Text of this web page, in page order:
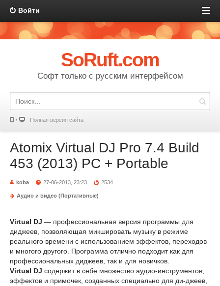
Войти
SoRuft.com
Софт только с русским интерфейсом
Полная версия сайта
Atomix Virtual DJ Pro 7.4 Build
453 (2013) РС + Portable
koba 27-06-2013, 23:23 2534
Аудио и видео (Портативные)
Virtual DJ — профессиональная версия программы для
диджеев, позволяющая микшировать музыку в режиме
реального времени с использованием эффектов, переходов
и многого другого. Программа отлично подходит как для
профессиональных диджеев, так и для новичков.
Virtual DJ содержит в себе множество аудио-инструментов,
эффектов и примочек, созданных специально для ди-джеев,